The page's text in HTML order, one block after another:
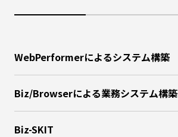
WebPerformerによるシステム構築
Biz/Browserによる業務システム構築
Biz-SKIT